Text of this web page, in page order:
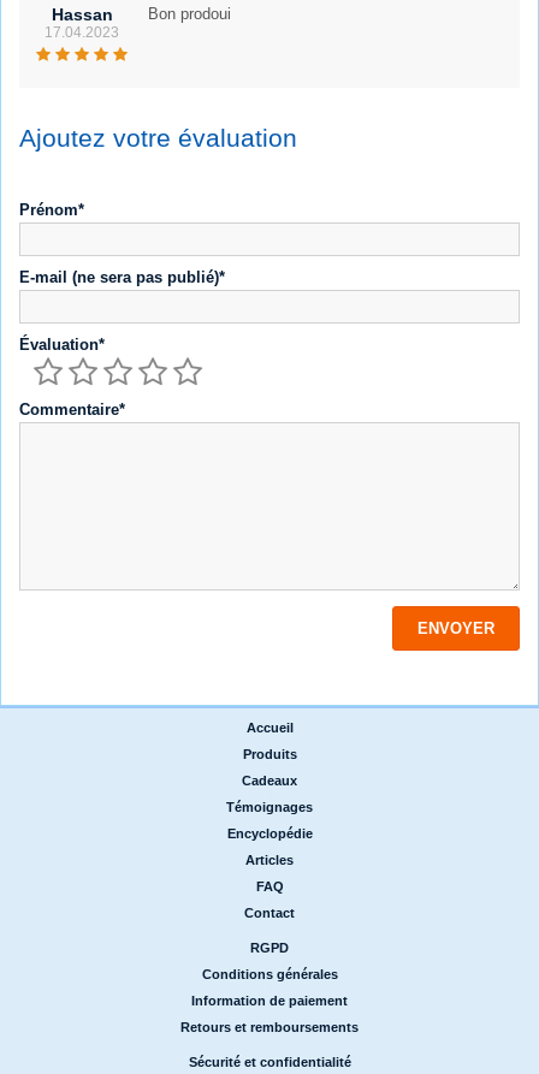
Hassan
17.04.2023
Bon prodoui
Ajoutez votre évaluation
Prénom*
E-mail (ne sera pas publié)*
Évaluation*
Commentaire*
Accueil
Produits
Cadeaux
Témoignages
Encyclopédie
Articles
FAQ
Contact
RGPD
Conditions générales
Information de paiement
Retours et remboursements
Sécurité et confidentialité